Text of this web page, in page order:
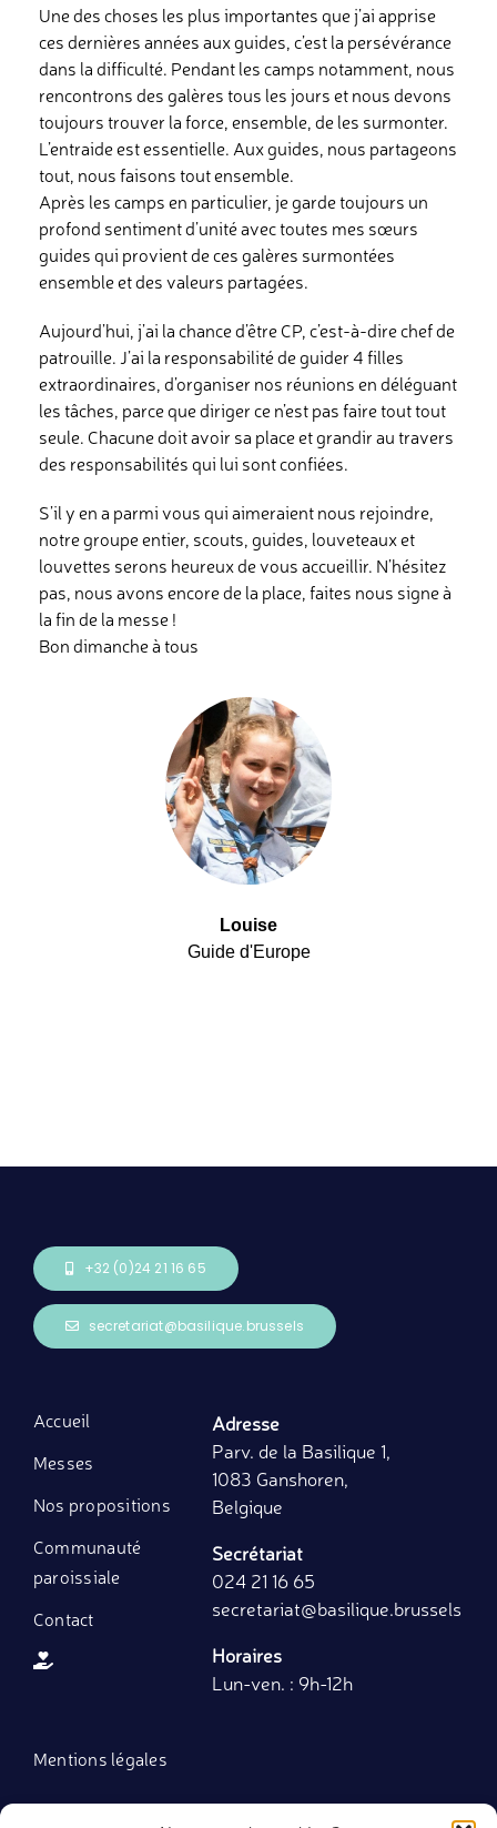
Une des choses les plus importantes que j’ai apprise
ces dernières années aux guides, c’est la persévérance
dans la difficulté. Pendant les camps notamment, nous
rencontrons des galères tous les jours et nous devons
toujours trouver la force, ensemble, de les surmonter.
L’entraide est essentielle. Aux guides, nous partageons
tout, nous faisons tout ensemble.
Après les camps en particulier, je garde toujours un
profond sentiment d’unité avec toutes mes sœurs
guides qui provient de ces galères surmontées
ensemble et des valeurs partagées.
Aujourd’hui, j’ai la chance d’être CP, c’est-à-dire chef de
patrouille. J’ai la responsabilité de guider 4 filles
extraordinaires, d’organiser nos réunions en déléguant
les tâches, parce que diriger ce n’est pas faire tout tout
seule. Chacune doit avoir sa place et grandir au travers
des responsabilités qui lui sont confiées.
S’il y en a parmi vous qui aimeraient nous rejoindre,
notre groupe entier, scouts, guides, louveteaux et
louvettes serons heureux de vous accueillir. N’hésitez
pas, nous avons encore de la place, faites nous signe à
la fin de la messe !
Bon dimanche à tous
Louise
Guide d'Europe
+32 (0)24 21 16 65
secretariat@basilique.brussels
Accueil
Messes
Nos propositions
Communauté
paroissiale
Contact
Adresse
Parv. de la Basilique 1,
1083 Ganshoren,
Belgique
Secrétariat
024 21 16 65
secretariat@basilique.brussels
Horaires
Lun-ven. : 9h-12h
Mentions légales